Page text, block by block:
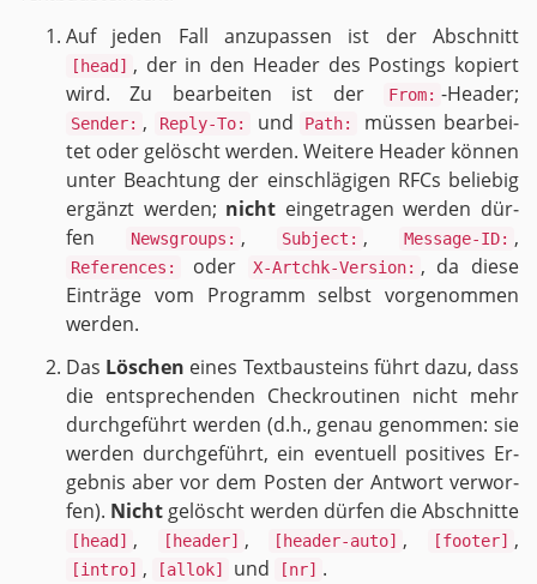
Auf jeden Fall an­zu­pas­sen ist der Ab­schnitt
[head] , der in den Hea­der des Pos­tings ko­piert
wird. Zu be­ar­bei­ten ist der
From: -Hea­der;
Sender: , Reply-To: und Path:
müs­sen be­ar­bei­
tet oder ge­löscht wer­den. Wei­te­re Hea­der kön­nen
unter Be­ach­tung der ein­schlä­gi­gen RFCs be­lie­big
er­gänzt wer­den; nicht ein­ge­tra­gen wer­den dür­
fen
Newsgroups: , Subject: , Message-ID: ,
References: oder X-Artchk-Version: , da diese
Ein­trä­ge vom Pro­gramm selbst vor­ge­nom­men
wer­den.
Das Lö­schen eines Text­bau­steins führt dazu, dass
die ent­spre­chen­den Check­rou­ti­nen nicht mehr
durch­ge­führt wer­den (d.h., genau ge­nom­men: sie
wer­den durch­ge­führt, ein even­tu­ell po­si­ti­ves Er­
geb­nis aber vor dem Pos­ten der Ant­wort ver­wor­
fen). Nicht ge­löscht wer­den dür­fen die Ab­schnit­te
[head] , [header] , [header-auto] , [footer] ,
[intro] , [allok] und [nr] .